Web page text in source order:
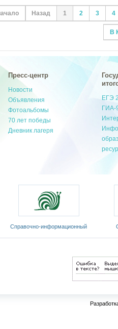
Назад 1 2 3 4
В
Пресс-центр
Новости
Объявления
Фотоальбомы
70 лет победы
Дневник лагеря
ЕГЭ
ГИА-
язык»
Общественный совет
Министерства образования